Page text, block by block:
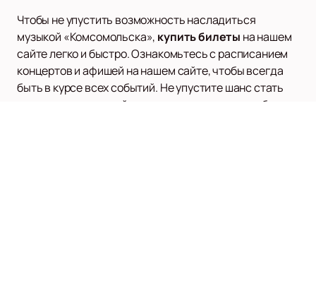
Чтобы не упустить возможность насладиться
музыкой «Комсомольска», купить билеты на нашем
сайте легко и быстро. Ознакомьтесь с расписанием
концертов и афишей на нашем сайте, чтобы всегда
быть в курсе всех событий. Не упустите шанс стать
частью музыкальной истории и открыть для себя